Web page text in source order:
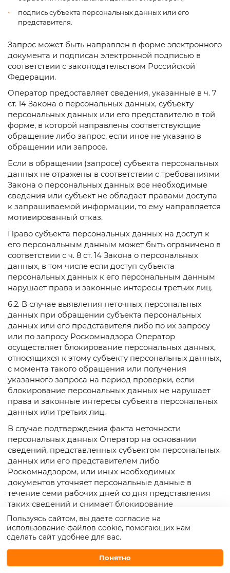
подпись субъекта персональных данных или его
представителя.
Запрос может быть направлен в форме электронного
документа и подписан электронной подписью в
соответствии с законодательством Российской
Федерации.
Оператор предоставляет сведения, указанные в ч. 7
ст. 14 Закона о персональных данных, субъекту
персональных данных или его представителю в той
форме, в которой направлены соответствующие
обращение либо запрос, если иное не указано в
обращении или запросе.
Если в обращении (запросе) субъекта персональных
данных не отражены в соответствии с требованиями
Закона о персональных данных все необходимые
сведения или субъект не обладает правами доступа
к запрашиваемой информации, то ему направляется
мотивированный отказ.
Право субъекта персональных данных на доступ к
его персональным данным может быть ограничено в
соответствии с ч. 8 ст. 14 Закона о персональных
данных, в том числе если доступ субъекта
персональных данных к его персональным данным
нарушает права и законные интересы третьих лиц.
6.2. В случае выявления неточных персональных
данных при обращении субъекта персональных
данных или его представителя либо по их запросу
или по запросу Роскомнадзора Оператор
осуществляет блокирование персональных данных,
относящихся к этому субъекту персональных данных,
с момента такого обращения или получения
указанного запроса на период проверки, если
блокирование персональных данных не нарушает
права и законные интересы субъекта персональных
данных или третьих лиц.
В случае подтверждения факта неточности
персональных данных Оператор на основании
сведений, представленных субъектом персональных
данных или его представителем либо
Роскомнадзором, или иных необходимых
документов уточняет персональные данные в
течение семи рабочих дней со дня представления
таких сведений и снимает блокирование
персональных данных.
6.3. В случае выявления неправомерной обработки
персональных данных при обращении (запросе)
субъекта персональных данных или его
Пользуясь сайтом, вы даете согласие на
использование файлов cookie, помогающих нам
сделать сайт удобнее для вас.
Понятно